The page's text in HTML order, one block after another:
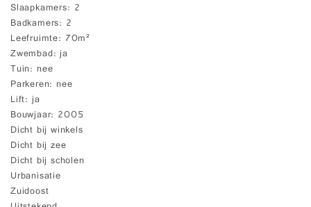
Slaapkamers 2
Badkamers 2
Leefruimte 70m²
Zwembad ja
Tuin nee
Parkeren nee
Lift ja
Bouwjaar 2005
Dicht bij winkels
Dicht bij zee
Dicht bij scholen
Urbanisatie
Zuidoost